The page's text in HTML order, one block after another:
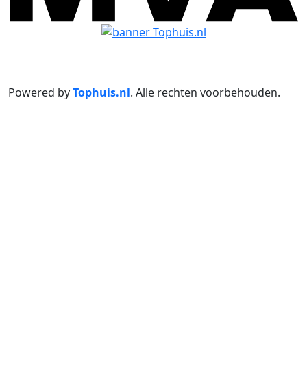
Powered byTophuis.nl. Alle rechten voorbehouden.